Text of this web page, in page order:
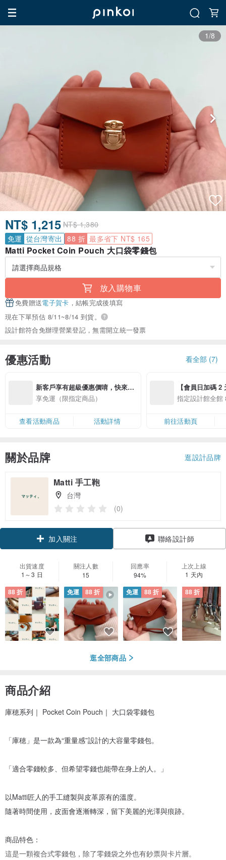
1/8
NT$ 1,215 NT$ 1,380
免運 從台灣寄出 88 折 最多省下 NT$ 165
Matti Pocket Coin Pouch 大口袋零錢包
放入購物車
免費贈送電子賀卡 ，結帳完成後填寫
現在下單預估 8/11~8/14 到貨。
設計館符合免辦理營業登記，無需開立統一發票
優惠活動 看全部 (7)
新客戶享有超級優惠價唷，快來關
注我領優惠卷~
享免運（限指定商品）
查看活動商品 活動詳情
【會員日加碼 2
8/10 精選設計
指定設計館全館
前往活動頁
關於品牌 逛設計品牌
Matti 手工鞄
台灣
(0)
加入關注 聯絡設計師
出貨速度
1～3 日
關注人數
15
回應率
94%
上次上線
1 天內
88 折 免運 88 折 免運 88 折 88 折
逛全部商品
商品介紹
庫穂系列｜ Pocket Coin Pouch｜ 大口袋零錢包
「庫穂」是一款為“重量感”設計的大容量零錢包。
「適合零錢較多、但希望零錢也能帶在身上的人。」
以Matti匠人的手工縫製與皮革原有的溫度。
隨著時間使用，皮面會逐漸轉深，留下美麗的光澤與痕跡。
商品特色：
這是一顆複合式零錢包，除了零錢袋之外也有鈔票與卡片層。